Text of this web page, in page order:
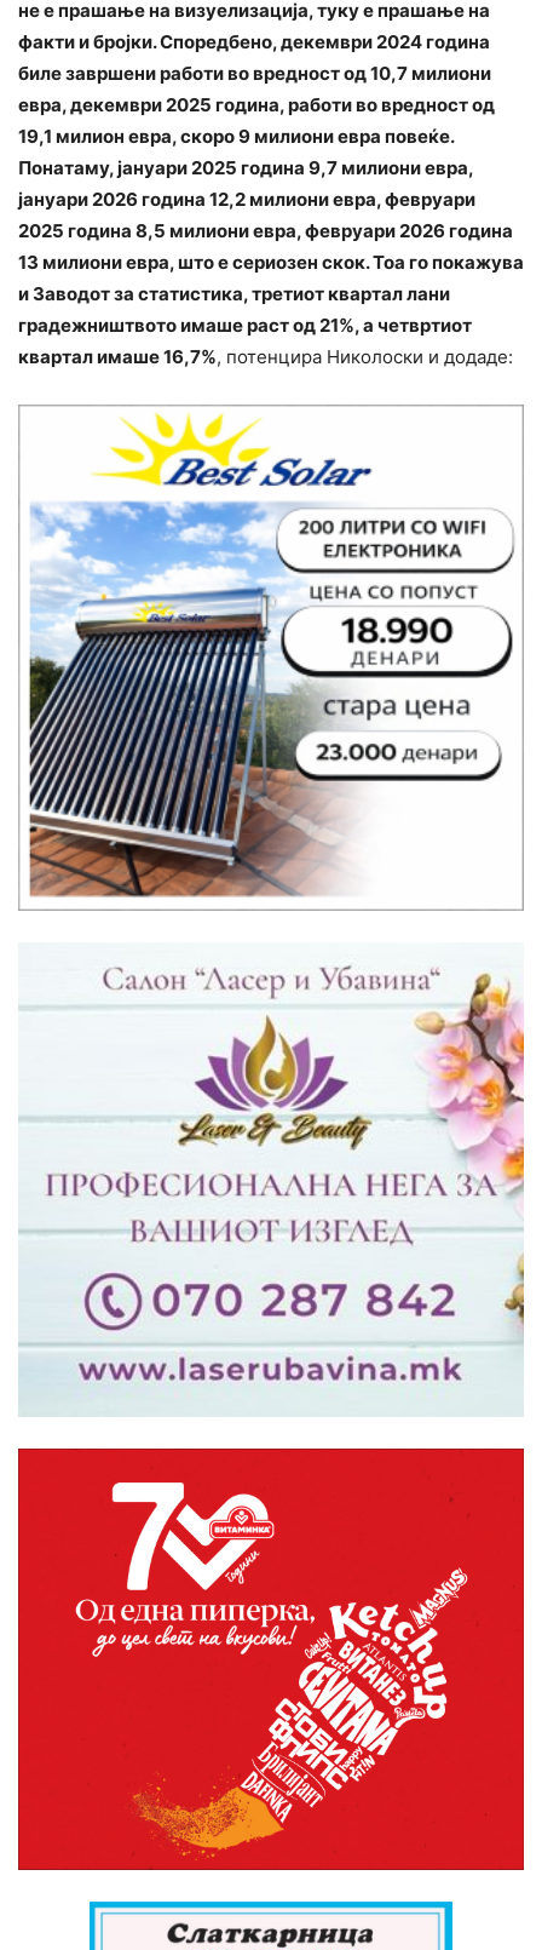
не е прашање на визуелизација, туку е прашање на
факти и бројки. Споредбено, декември 2024 година
биле завршени работи во вредност од 10,7 милиони
евра, декември 2025 година, работи во вредност од
19,1 милион евра, скоро 9 милиони евра повеќе.
Понатаму, јануари 2025 година 9,7 милиони евра,
јануари 2026 година 12,2 милиони евра, февруари
2025 година 8,5 милиони евра, февруари 2026 година
13 милиони евра, што е сериозен скок. Тоа го покажува
и Заводот за статистика, третиот квартал лани
градежништвото имаше раст од 21%, а четвртиот
квартал имаше 16,7%, потенцира Николоски и додаде: